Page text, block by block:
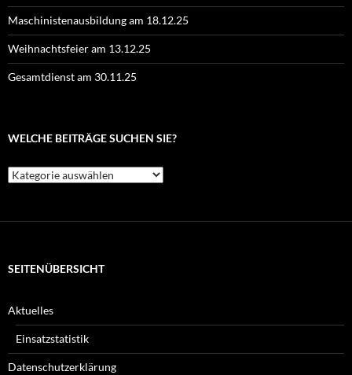
Maschinistenausbildung am 18.12.25
Weihnachtsfeier am 13.12.25
Gesamtdienst am 30.11.25
WELCHE BEITRÄGE SUCHEN SIE?
Welche
Beiträge
SEITENÜBERSICHT
Aktuelles
Einsatzstatistik
Datenschutzerklärung